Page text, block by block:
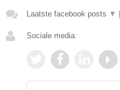
Laatste facebook posts ▼
Sociale media: